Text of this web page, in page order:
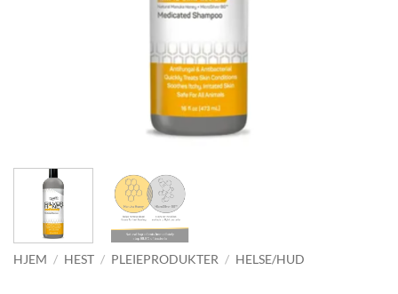
HJEM / HEST / PLEIEPRODUKTER / HELSE/HUD